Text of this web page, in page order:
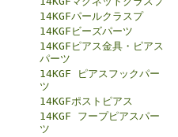
14KGFパールクラスプ
14KGFビーズパーツ
14KGFピアス金具・ピアス
パーツ
14KGF ピアスフックパー
ツ
14KGFポストピアス
14KGF フープピアスパー
ツ